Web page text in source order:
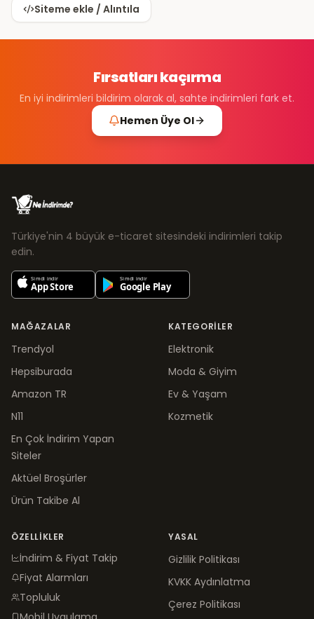
Siteme ekle / Alıntıla
Fırsatları kaçırma
En iyi indirimleri bildirim olarak al, sahte indirimleri fark et.
Hemen Üye Ol
Türkiye'nin 4 büyük e-ticaret sitesindeki indirimleri takip
edin.
MAĞAZALAR
Trendyol
Hepsiburada
Amazon TR
N11
En Çok İndirim Yapan
Siteler
Aktüel Broşürler
Ürün Takibe Al
KATEGORILER
Elektronik
Moda & Giyim
Ev & Yaşam
Kozmetik
ÖZELLIKLER
İndirim & Fiyat Takip
Fiyat Alarmları
Topluluk
YASAL
Gizlilik Politikası
KVKK Aydınlatma
Çerez Politikası